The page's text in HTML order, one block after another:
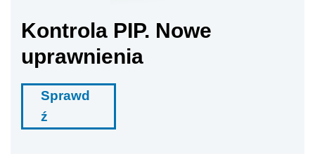
Kontrola PIP. Nowe
uprawnienia
Sprawd
ź